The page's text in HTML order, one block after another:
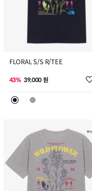
FLORAL S/S R/TEE
39,000 원
43%